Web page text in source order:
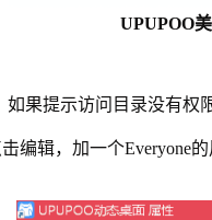
UPUPOO
如果提示访问目录没有权
编辑，加一个Everyone